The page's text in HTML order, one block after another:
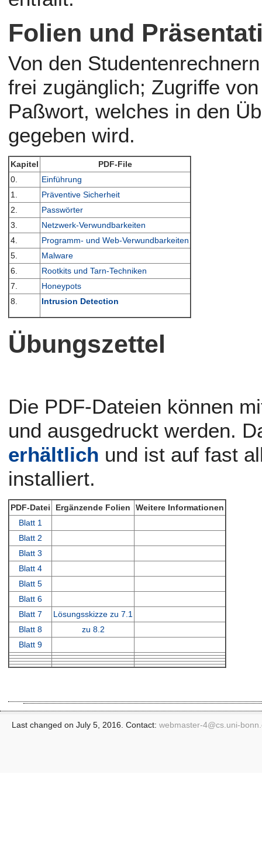
Folien und
Von den
frei zugänglich; Zugriffe
Paßwort, welches in den
gegeben wird.
Kapitel
PDF-File
0.
Einführung
1.
Präventive Sicherheit
2.
Passwörter
3.
Netzwerk-Verwundbarkeiten
4.
Programm- und Web-Verwundbarkeiten
5.
Malware
6.
Rootkits und Tarn-Techniken
7.
Honeypots
8.
Intrusion Detection
Übungszettel
Die PDF-Dateien können
und ausgedruckt werden.
erhältlich und ist auf fast
installiert.
PDF-Datei Ergänzende Folien
Weitere Informationen
Blatt 1
Blatt 2
Blatt 3
Blatt 4
Blatt 5
Blatt 6
Blatt 7
Lösungsskizze zu 7.1
Blatt 8
zu 8.2
Blatt 9
Last changed on July 5, 2016. Contact: webmaster-4@cs.uni-